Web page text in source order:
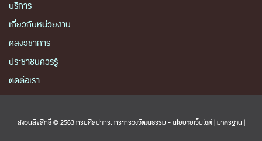
บริการ
เกี่ยวกับหน่วยงาน
คลังวิชาการ
ประชาชนควรรู้
ติดต่อเรา
สงวนลิขสิทธิ์ © 2563 กรมศิลปากร. กระทรวงวัฒนธรรม -นโยบายเว็บไซต์|มาตรฐาน |